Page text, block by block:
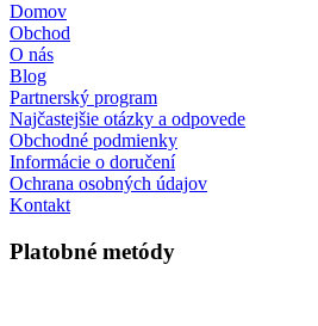
Domov
Obchod
O nás
Blog
Partnerský program
Najčastejšie otázky a odpovede
Obchodné podmienky
Informácie o doručení
Ochrana osobných údajov
Kontakt
Platobné metódy